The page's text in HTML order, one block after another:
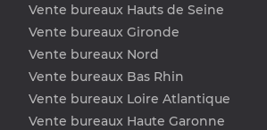
Vente bureaux Hauts de Seine
Vente bureaux Gironde
Vente bureaux Nord
Vente bureaux Bas Rhin
Vente bureaux Loire Atlantique
Vente bureaux Haute Garonne